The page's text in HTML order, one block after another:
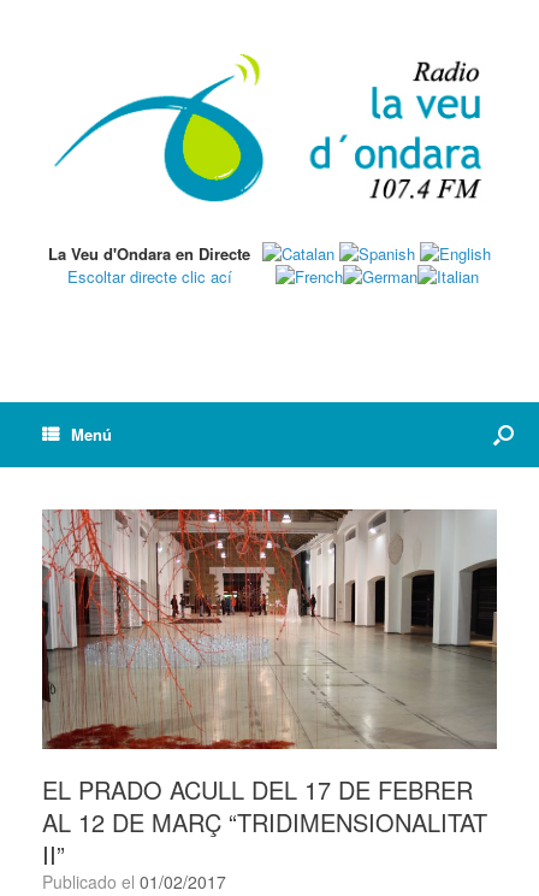
La Veu d'Ondara en Directe
Escoltar directe clic ací
Menú
EL PRADO ACULL DEL 17 DE FEBRER
AL 12 DE MARÇ “TRIDIMENSIONALITAT
II”
Publicado el 01/02/2017